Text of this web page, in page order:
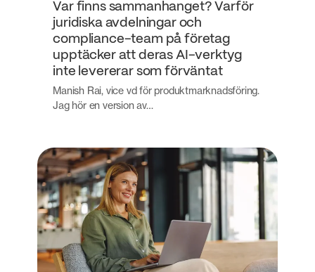
Var finns sammanhanget? Varför
juridiska avdelningar och
compliance-team på företag
upptäcker att deras AI-verktyg
inte levererar som förväntat
Manish Rai, vice vd för produktmarknadsföring.
Jag hör en version av…